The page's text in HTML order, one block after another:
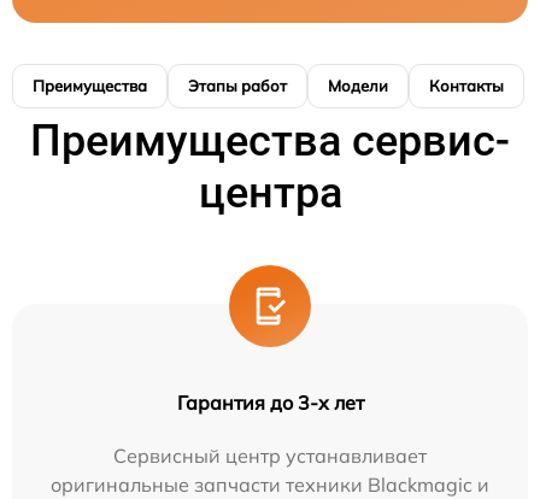
Преимущества Этапы работ Модели Контакты
Преимущества сервис-
центра
Гарантия до 3-х лет
Сервисный центр устанавливает
оригинальные запчасти техники Blackmagic и